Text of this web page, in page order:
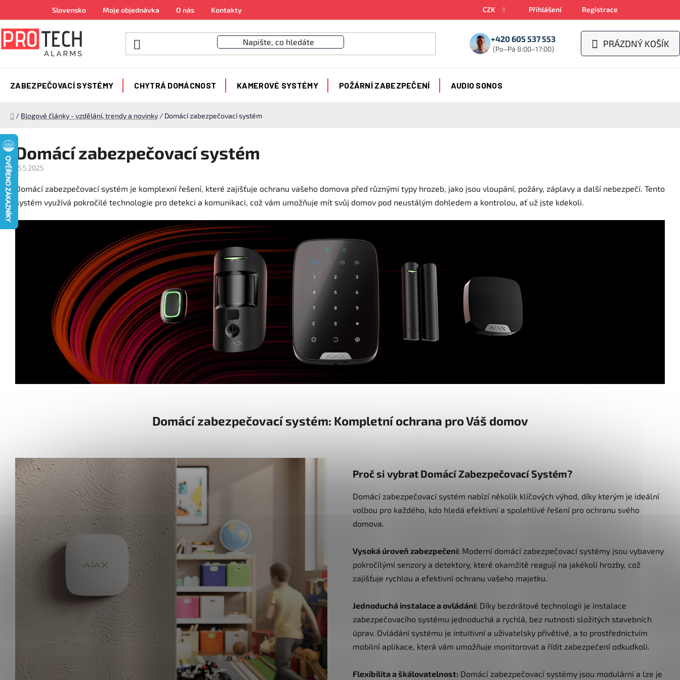
obsah
Slovensko Moje objednávka O nás Kontakty CZK Přihlášení Registrace
+420 605 537 553
(Po–Pá 8:00–17:00)
NÁKUPNÍ
PRÁZDNÝ KOŠÍK
ZABEZPEČOVACÍ SYSTÉMY CHYTRÁ DOMÁCNOST KAMEROVÉ SYSTÉMY POŽÁRNÍ ZABEZPEČENÍ AUDIO SONOS
Domů
/ Blogové články - vzdělání, trendy a novinky / Domácí zabezpečovací systém
Domácí zabezpečovací systém
15.5.2025
Domácí zabezpečovací systém je komplexní řešení, které zajišťuje ochranu vašeho domova před různými typy hrozeb, jako jsou vloupání, požáry, záplavy a další nebezpečí. Tento
systém využívá pokročilé technologie pro detekci a komunikaci, což vám umožňuje mít svůj domov pod neustálým dohledem a kontrolou, ať už jste kdekoli.
Domácí zabezpečovací systém: Kompletní ochrana pro Váš domov
Proč si vybrat Domácí Zabezpečovací Systém?
Domácí zabezpečovací systém nabízí několik klíčových výhod, díky kterým je ideální
volbou pro každého, kdo hledá efektivní a spolehlivé řešení pro ochranu svého
domova.
Vysoká úroveň zabezpečení: Moderní domácí zabezpečovací systémy jsou vybaveny
pokročilými senzory a detektory, které okamžitě reagují na jakékoli hrozby, což
zajišťuje rychlou a efektivní ochranu vašeho majetku.
Jednoduchá instalace a ovládání: Díky bezdrátové technologii je instalace
zabezpečovacího systému jednoduchá a rychlá, bez nutnosti složitých stavebních
úprav. Ovládání systému je intuitivní a uživatelsky přívětivé, a to prostřednictvím
mobilní aplikace, která vám umožňuje monitorovat a řídit zabezpečení odkudkoli.
Flexibilita a škálovatelnost: Domácí zabezpečovací systémy jsou modulární a lze je